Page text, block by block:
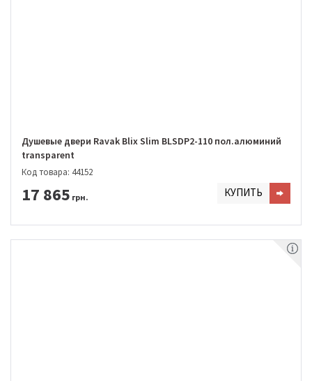
Душевые двери Ravak Blix Slim BLSDP2-110 пол.алюминий
transparent
Код товара: 44152
17 865 грн. КУПИТЬ